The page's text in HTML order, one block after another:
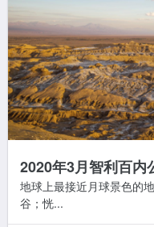
2020年3月智利百内
地球上最接近月球景色
谷；恍...